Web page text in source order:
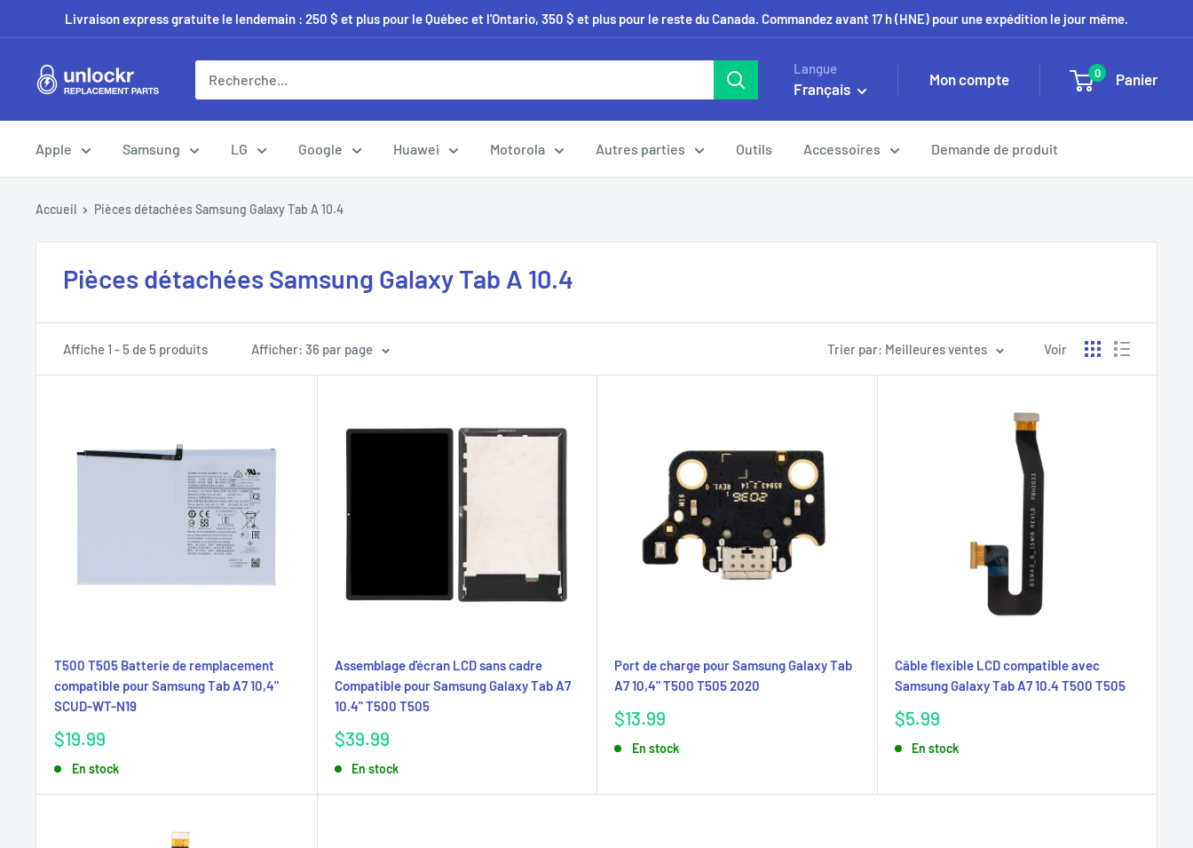
au
contenu
Livraison express gratuite le lendemain : 250 $ et plus pour le Québec et l'Ontario, 350 $ et plus pour le reste du Canada. Commandez avant 17 h (HNE) pour une expédition le jour même.
Unlockr
Parts
Langue
Français
Mon compte 0 Panier
Apple Samsung LG Google Huawei Motorola Autres parties Outils Accessoires Demande de produit
Accueil Pièces détachées Samsung Galaxy Tab A 10.4
Pièces détachées Samsung Galaxy Tab A 10.4
Affiche 1 - 5 de 5 produits Afficher: 36 par page Trier par: Meilleures ventes Voir
T500 T505 Batterie de remplacement
compatible pour Samsung Tab A7 10,4"
SCUD-WT-N19
Prix
$19.99
En stock
Assemblage d'écran LCD sans cadre
Compatible pour Samsung Galaxy Tab A7
10.4" T500 T505
Prix
$39.99
En stock
Port de charge pour Samsung Galaxy Tab
A7 10,4" T500 T505 2020
Prix
$13.99
En stock
Câble flexible LCD compatible avec
Samsung Galaxy Tab A7 10.4 T500 T505
Prix
$5.99
En stock